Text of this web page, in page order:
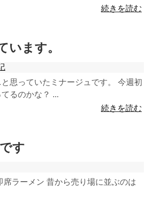
続きを読む
います。
思っていたミナージュです。 今週初
るのかな？ ...
続きを読む
す
ラーメン 昔から売り場に並ぶのは